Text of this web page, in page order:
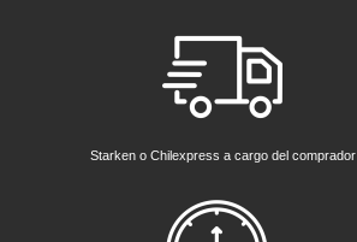
Starken o Chilexpress a cargo del comprador